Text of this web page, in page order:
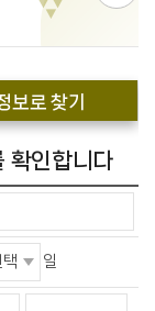
보로 찾기
확인합니다
일